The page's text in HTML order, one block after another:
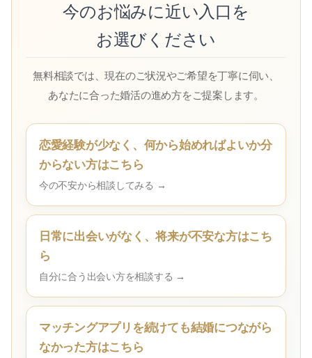
今のお悩みに近い入口を
お選びください
無料相談では、現在のご状況やご希望を丁寧に伺い、
あなたに合った婚活の進め方をご提案します。
恋愛経験が少なく、何から始めればよいか分
からない方はこちら
今の不安から相談してみる →
日常に出会いがなく、将来が不安な方はこち
ら
自分に合う出会い方を相談する →
マッチングアプリを続けても結婚につながら
なかった方はこちら